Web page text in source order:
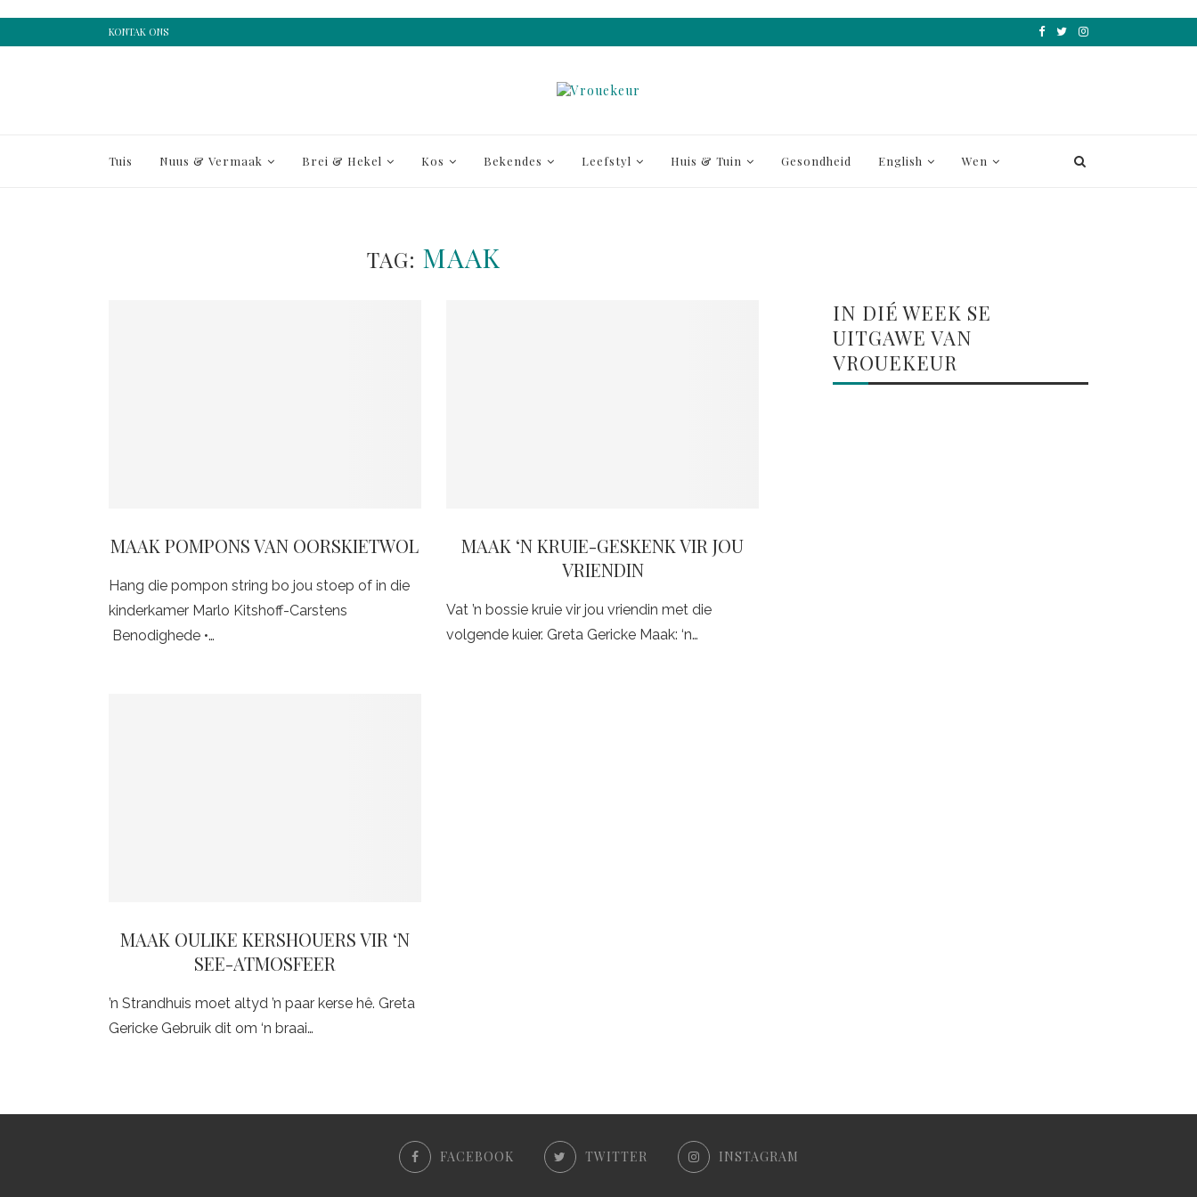
KONTAK ONS
Tuis Nuus & Vermaak Brei & Hekel Kos Bekendes Leefstyl Huis & Tuin Gesondheid English Wen
TAG: MAAK
MAAK POMPONS VAN OORSKIETWOL
Hang die pompon string bo jou stoep of in die
kinderkamer Marlo Kitshoff-Carstens
Benodighede •…
MAAK ‘N KRUIE-GESKENK VIR JOU
VRIENDIN
Vat ’n bossie kruie vir jou vriendin met die
volgende kuier. Greta Gericke Maak: ‘n…
MAAK OULIKE KERSHOUERS VIR ‘N
SEE-ATMOSFEER
’n Strandhuis moet altyd ’n paar kerse hê. Greta
Gericke Gebruik dit om ‘n braai…
IN DIÉ WEEK SE
UITGAWE VAN
VROUEKEUR
FACEBOOK TWITTER INSTAGRAM